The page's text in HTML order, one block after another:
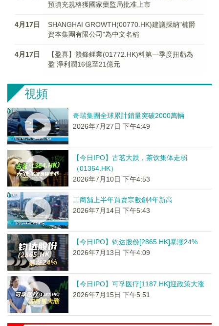
預填充規格獲國家藥監局批准上市
4月17日
SHANGHAI GROWTH(00770.HK)建議採納"楠爵
資本集團有限公司"為中文名稱
4月17日
【盈喜】贛鋒鋰業(01772.HK)料第一季度扭虧為
盈 淨利潤16億至21億元
視頻
奇瑞集團全球累計銷量突破2000萬輛
2026年7月27日 下午4:49
【今日IPO】古茗大跌，茶饮集体走弱
（01364.HK）
2026年7月10日 下午4:53
工商舖上半年買賣宗數創4年新高
2026年7月14日 下午5:43
【今日IPO】钧达股份[2865.HK]暴涨24%
2026年7月13日 下午4:09
【今日IPO】可孚医疗[1187.HK]迎政策大涨
2026年7月15日 下午5:51